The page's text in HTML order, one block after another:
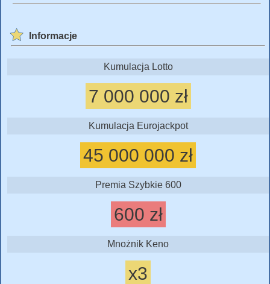
Informacje
Kumulacja Lotto
7 000 000 zł
Kumulacja Eurojackpot
45 000 000 zł
Premia Szybkie 600
600 zł
Mnożnik Keno
x3